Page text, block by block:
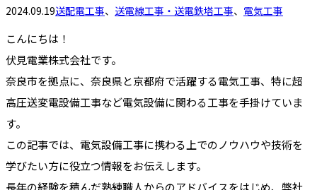
2024.09.19送配電工事、 送電線工事・送電鉄塔工事、 電気工事
こんにちは！
伏見電業株式会社です。
奈良市を拠点に、奈良県と京都府で活躍する電気工事、特に超
高圧送変電設備工事など電気設備に関わる工事を手掛けていま
す。
この記事では、電気設備工事に携わる上でのノウハウや技術を
学びたい方に役立つ情報をお伝えします。
長年の経験を積んだ熟練職人からのアドバイスをはじめ、弊社